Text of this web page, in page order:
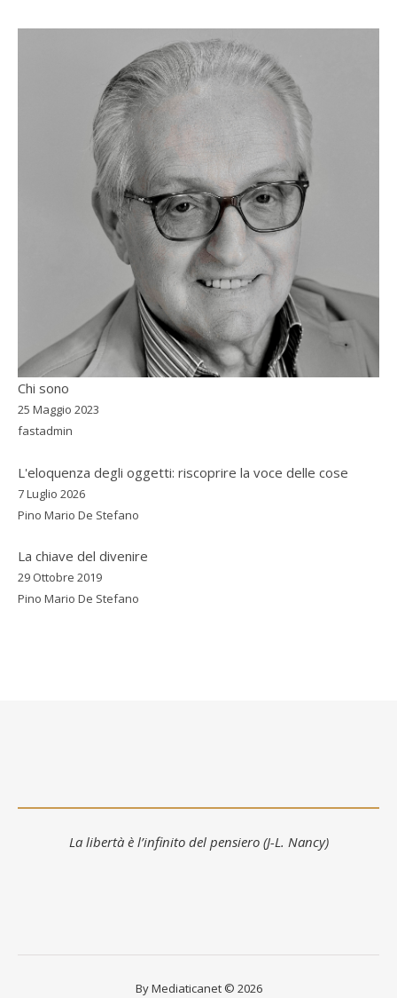
Chi sono
25 Maggio 2023
fastadmin
L'eloquenza degli oggetti: riscoprire la voce delle cose
7 Luglio 2026
Pino Mario De Stefano
La chiave del divenire
29 Ottobre 2019
Pino Mario De Stefano
La libertà è l’infinito del pensiero (J-L. Nancy)
By Mediaticanet © 2026